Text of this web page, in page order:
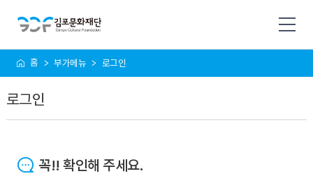
사
이
맵
홈 부가메뉴 로그인
로그인
꼭!! 확인해 주세요.